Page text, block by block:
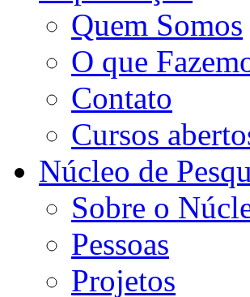
Quem Somos
O que
Contato
Cursos
Núcleo de
Sobre o
Pessoas
Projetos